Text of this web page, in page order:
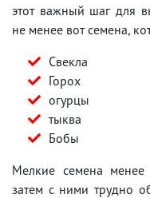
этот важный шаг для
не менее вот семена,
Свекла
Горох
огурцы
тыква
Бобы
Мелкие семена менее
затем с ними трудно